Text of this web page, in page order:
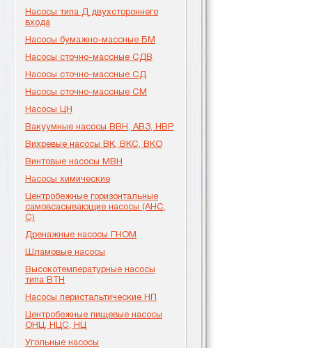
Насосы типа Д двухстороннего
входа
Насосы бумажно-массные БМ
Насосы сточно-массные СДВ
Насосы сточно-массные СД
Насосы сточно-массные СМ
Насосы ЦН
Вакуумные насосы ВВН, АВЗ, НВР
Вихревые насосы ВК, ВКС, ВКО
Винтовые насосы МВН
Насосы химические
Центробежные горизонтальные
самовсасывающие насосы (АНС,
С)
Дренажные насосы ГНОМ
Шламовые насосы
Высокотемпературные насосы
типа ВТН
Насосы перистальтические НП
Центробежные пищевые насосы
ОНЦ, НЦС, НЦ
Угольные насосы